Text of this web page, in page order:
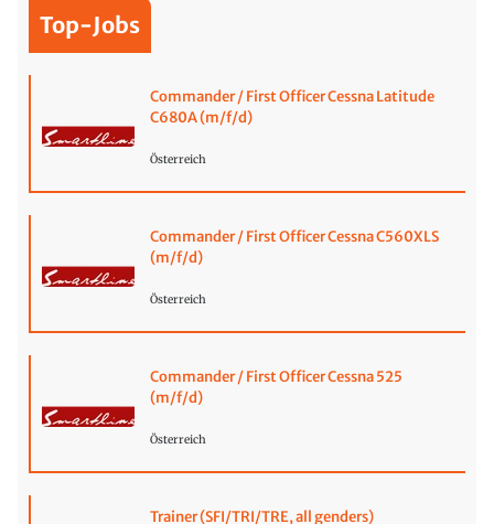
Top-Jobs
Commander / First Officer Cessna Latitude
C680A (m/f/d)
Österreich
Commander / First Officer Cessna C560XLS
(m/f/d)
Österreich
Commander / First Officer Cessna 525
(m/f/d)
Österreich
Trainer (SFI/TRI/TRE, all genders)